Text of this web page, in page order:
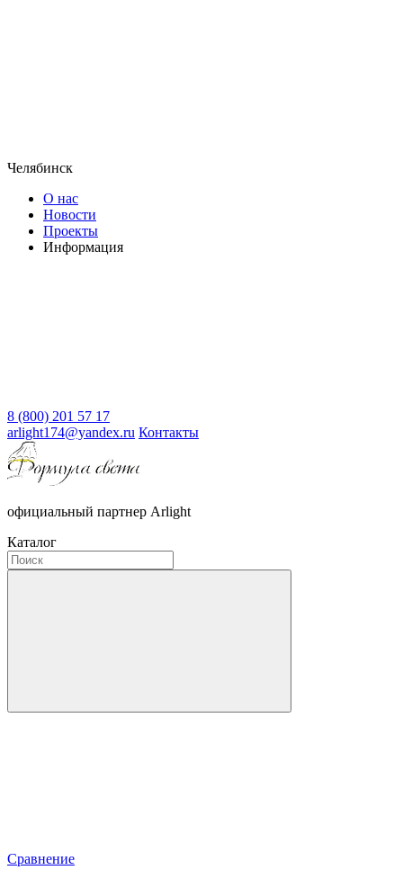
Челябинск
О нас
Новости
Проекты
Информация
8 (800) 201 57 17
arlight174@yandex.ru Контакты
официальный партнер Arlight
Каталог
Сравнение